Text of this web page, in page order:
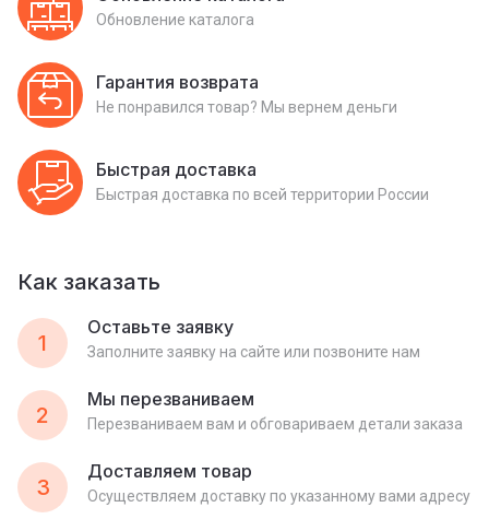
Обновление каталога
Гарантия возврата
Не понравился товар? Мы вернем деньги
Быстрая доставка
Быстрая доставка по всей территории России
Как заказать
1
Оставьте заявку
Заполните заявку на сайте или позвоните нам
2
Мы перезваниваем
Перезваниваем вам и обговариваем детали заказа
3
Доставляем товар
Осуществляем доставку по указанному вами адресу